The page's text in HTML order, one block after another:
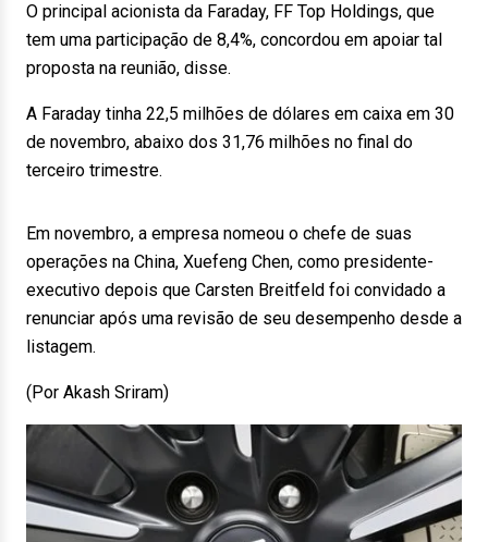
O principal acionista da Faraday, FF Top Holdings, que
tem uma participação de 8,4%, concordou em apoiar tal
proposta na reunião, disse.
A Faraday tinha 22,5 milhões de dólares em caixa em 30
de novembro, abaixo dos 31,76 milhões no final do
terceiro trimestre.
Em novembro, a empresa nomeou o chefe de suas
operações na China, Xuefeng Chen, como presidente-
executivo depois que Carsten Breitfeld foi convidado a
renunciar após uma revisão de seu desempenho desde a
listagem.
(Por Akash Sriram)